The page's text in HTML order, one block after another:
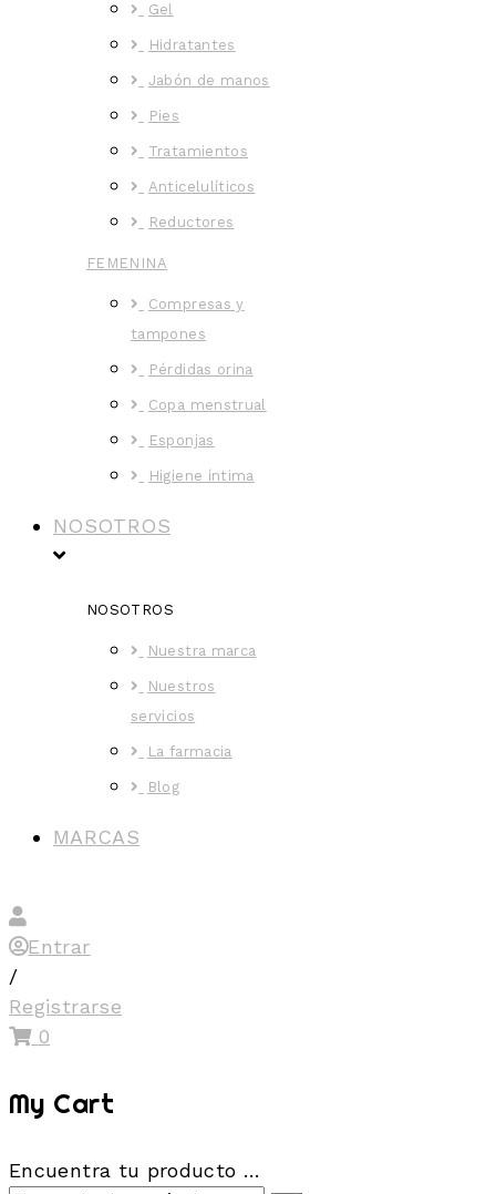
Gel
Hidratantes
Jabón de manos
Pies
Tratamientos
Anticelulíticos
Reductores
FEMENINA
Compresas y
tampones
Pérdidas orina
Copa menstrual
Esponjas
Higiene íntima
NOSOTROS
NOSOTROS
Nuestra marca
Nuestros
servicios
La farmacia
Blog
MARCAS
Entrar
/
Registrarse
0
My Cart
Encuentra tu producto …